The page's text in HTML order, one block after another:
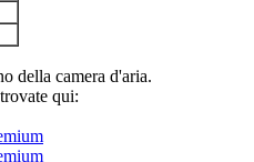
della camera d'aria.
qui: